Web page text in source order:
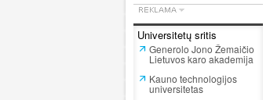
Universitetų sritis
Generolo Jono Žemaičio
Lietuvos karo akademija
Kauno technologijos
universitetas